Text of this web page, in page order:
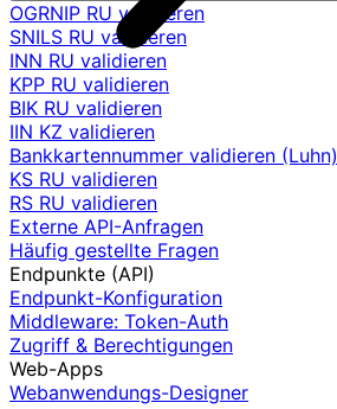
OGRNIP RU validieren
SNILS RU validieren
INN RU validieren
KPP RU validieren
BIK RU validieren
IIN KZ validieren
Bankkartennummer validieren (Luhn)
KS RU validieren
RS RU validieren
Externe API-Anfragen
Häufig gestellte Fragen
Endpunkte (API)
Endpunkt-Konfiguration
Middleware: Token-Auth
Zugriff & Berechtigungen
Web-Apps
Webanwendungs-Designer